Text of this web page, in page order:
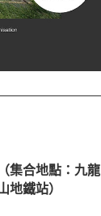
集合地點：九龍
鐵站）